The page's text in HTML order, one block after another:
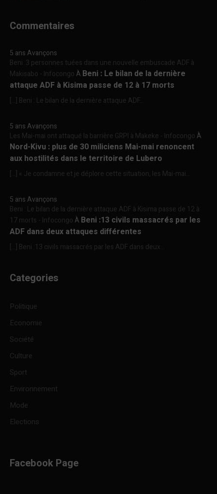
Commentaires
5 ans Avançons
Beni :3 personnes tuées dans une nouvelle embuscade ADF à
Makisabo - InfocongoÀ Beni : Le bilan de la dernière
attaque ADF à Kisima passe de 12 à 17 morts
[…] Beni : Le bilan de la dernière attaque ADF...
5 ans Avançons
Les Mai-mai ont attaqué la barrière GRPI à Makeke - InfocongoÀ
Nord-Kivu : plus de 30 miliciens Mai-mai renoncent
aux hostilités dans le territoire de Lubero
[…] « Je condamne et je déplore cette situation, les Mai-mai...
5 ans Avançons
Beni : Le bilan de la dernière attaque ADF à Kisima passe de 12 à
17 morts - InfocongoÀ Beni :13 civils massacrés par les
ADF dans deux attaques différentes
[…] Beni :13 civils massacrés par les ADF dans deux...
Categories
Politique
Economie
Société
Culture
Sport
Environnement
Mode
Elections
Facebook Page